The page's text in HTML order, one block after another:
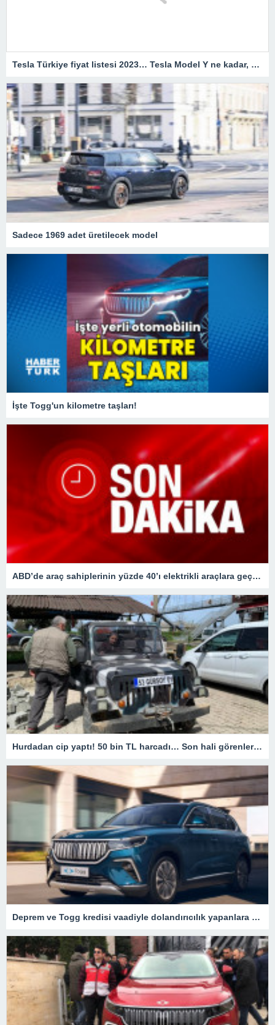
Tesla Türkiye fiyat listesi 2023… Tesla Model Y ne kadar, kaç TL?
Sadece 1969 adet üretilecek model
İşte Togg'un kilometre taşları!
ABD’de araç sahiplerinin yüzde 40’ı elektrikli araçlara geçişi düşünüyor
Hurdadan cip yaptı! 50 bin TL harcadı… Son hali görenleri hayrete düşürdü
Deprem ve Togg kredisi vaadiyle dolandırıcılık yapanlara operasyon – Son Dakika Türkiye Haberleri